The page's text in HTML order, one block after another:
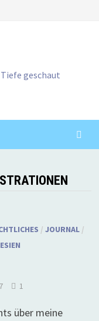
geschaut
/ JOURNAL/
1
über meine